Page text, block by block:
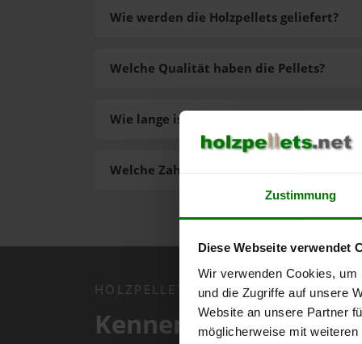
Zustimmung
Diese Webseite verwendet
Wir verwenden Cookies,
und die Zugriffe auf unsere
Website an unsere Partner
möglicherweise mit
Wie werden die Holzpellets geliefert?
Welche Zahlungsarten gibt es?
Welche Qualität haben die Pellets?
Wie lange ist die Lieferzeit der Pellets?
HOLZPELLETS.NET APP
Kennen Sie schon